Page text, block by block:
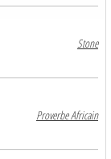
Stone
Proverbe Africain